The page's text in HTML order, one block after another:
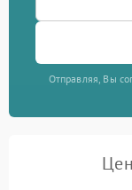
Отправляя, Вы